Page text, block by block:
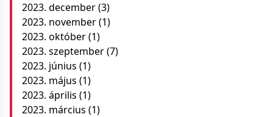
2023. december(3)
2023. november(1)
2023. október(1)
2023. szeptember(7)
2023. június (1)
2023. május (1)
2023. április (1)
2023. március (1)